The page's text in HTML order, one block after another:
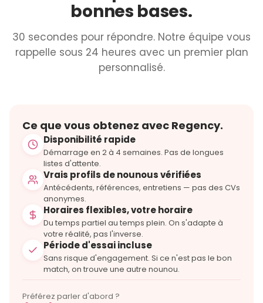
bonnes bases.
30 secondes pour répondre. Notre équipe vous
rappelle sous 24 heures avec un premier plan
personnalisé.
Ce que vous obtenez avec Regency.
Disponibilité rapide
Démarrage en 2 à 4 semaines. Pas de longues
listes d'attente.
Vrais profils de nounous vérifiées
Antécédents, références, entretiens — pas des CVs
anonymes.
Horaires flexibles, votre horaire
Du temps partiel au temps plein. On s'adapte à
votre réalité, pas l'inverse.
Période d'essai incluse
Sans risque d'engagement. Si ce n'est pas le bon
match, on trouve une autre nounou.
Préférez parler d'abord ?